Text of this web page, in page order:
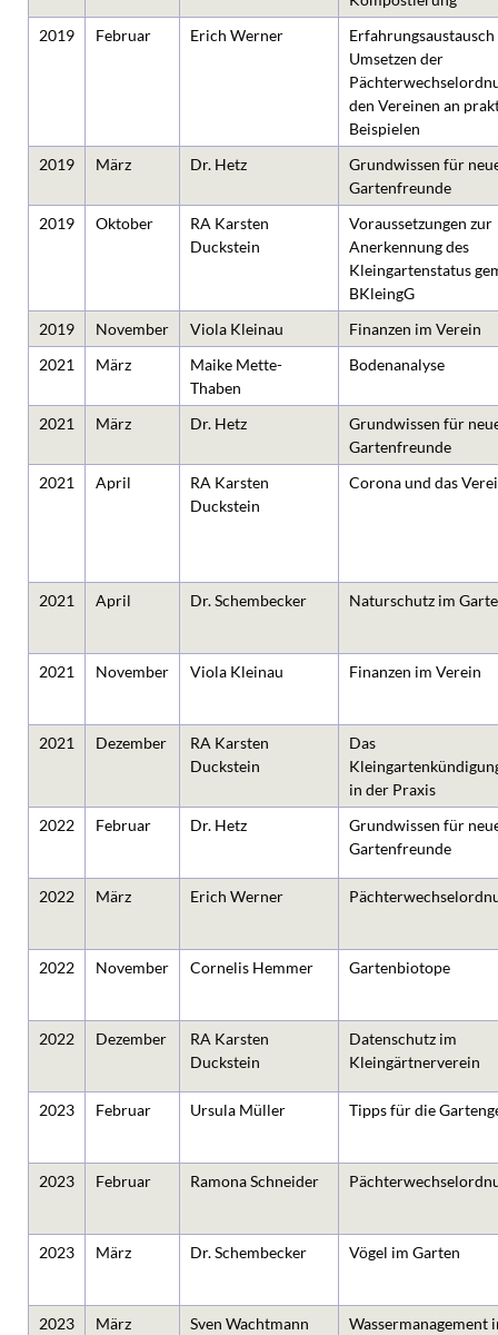
2019
Februar Erich Werner
Umsetzen der
den Vereinen an
Beispielen
2019
März Dr. Hetz
Grundwissen für
Gartenfreunde
2019
Oktober
RA Karsten
Duckstein
Voraussetzungen zur
Anerkennung des
Kleingartenstatus
BKleingG
2019
November Viola Kleinau
Finanzen im Verein
2021
März
Maike Mette-
Thaben
Bodenanalyse
2021 März Dr. Hetz
Grundwissen für
Gartenfreunde
2021
April
RA Karsten
Duckstein
Corona und das
2021 April Dr. Schembecker Naturschutz im
2021 November Viola Kleinau Finanzen im Verein
2021 Dezember
RA Karsten
Duckstein
Das
in der Praxis
2022
Februar Dr. Hetz
Grundwissen für
Gartenfreunde
2022 März Erich Werner
2022 November Cornelis Hemmer Gartenbiotope
2022 Dezember
RA Karsten
Duckstein
Datenschutz im
Kleingärtnerverein
2023 Februar Ursula Müller Tipps für die
2023 Februar Ramona Schneider
2023 März Dr. Schembecker Vögel im Garten
2023 März Sven Wachtmann Wassermanagement